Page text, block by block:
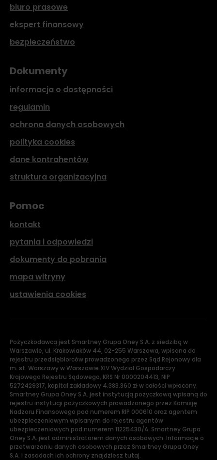
biuro prasowe
ekspert finansowy
bezpieczeństwo
Dokumenty
informacja o dostępności
regulamin
ochrona danych osobowych
polityka cookies
dane kontrahentów
struktura organizacyjna
Pomoc
kontakt
pytania i odpowiedzi
dokumenty do pobrania
mapa witryny
ustawienia cookies
Pożyczkodawcą jest Smartney Grupa Oney S.A. z siedzibą w
Warszawie, ul. Krakowiaków 44, 02-255 Warszawa, wpisana do
rejestru przedsiębiorców prowadzonego przez Sąd Rejonowy dla
m. st. Warszawy w Warszawie XIV Wydział Gospodarczy
Krajowego Rejestru Sądowego, KRS Nr 0000204413, NIP
5272429317, kapitał zakładowy 4.383.360 zł w całości wpłacony.
Smartney Grupa Oney S.A. jest instytucją pożyczkową wpisaną do
rejestru instytucji pożyczkowych prowadzonego przez Komisję
Nadzoru Finansowego pod numerem RIP 000610 oraz agentem
ubezpieczeniowym wpisanym do rejestru agentów
ubezpieczeniowych pod numerem 11225430/A. Smartney Grupa
Oney S.A. jest administratorem danych osobowych. Informacje o
przetwarzaniu danych osobowych przez Smartney Grupa Oney
S.A. i zasadach ich ochrony znajdziesz tutaj.